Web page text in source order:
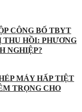
CÔNG BỐ TBYT
HỒI: PHƯƠNG
NGHIỆP?
MÁY HẤP TIỆT
TRỌNG CHO